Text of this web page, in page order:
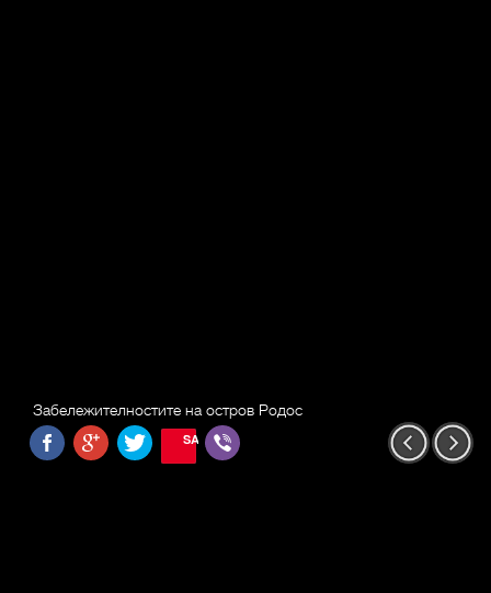
Забележителностите на остров Родос
SAVE